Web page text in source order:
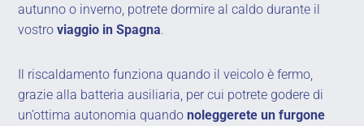
autunno o inverno, potrete dormire al caldo durante il
vostroviaggio in Spagna.
Il riscaldamento funziona quando il veicolo è fermo,
grazie alla batteria ausiliaria, per cui potrete godere di
un’ottima autonomia quandonoleggerete un furgone